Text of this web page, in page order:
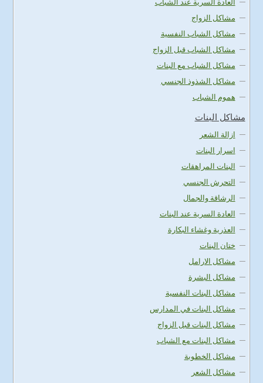
العادة السرية عند الشباب
مشاكل الزواج
مشاكل الشباب النفسية
مشاكل الشباب قبل الزواج
مشاكل الشباب مع البنات
مشاكل الشذوذ الجنسي
هموم الشباب
مشاكل البنات
ازالة الشعر
اسرار البنات
البنات المراهقات
التحرش الجنسي
الرشاقة والجمال
العادة السرية عند البنات
العذرية وغشاء البكارة
ختان البنات
مشاكل الارامل
مشاكل البشرة
مشاكل البنات النفسية
مشاكل البنات في المدارس
مشاكل البنات قبل الزواج
مشاكل البنات مع الشباب
مشاكل الخطوبة
مشاكل الشعر